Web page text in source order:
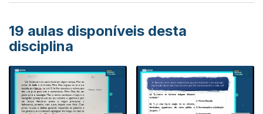
19 aulas disponíveis desta
disciplina